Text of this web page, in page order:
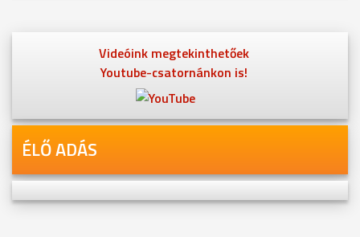
Videóink megtekinthetőek
Youtube-csatornánkon is!
ÉLŐ ADÁS